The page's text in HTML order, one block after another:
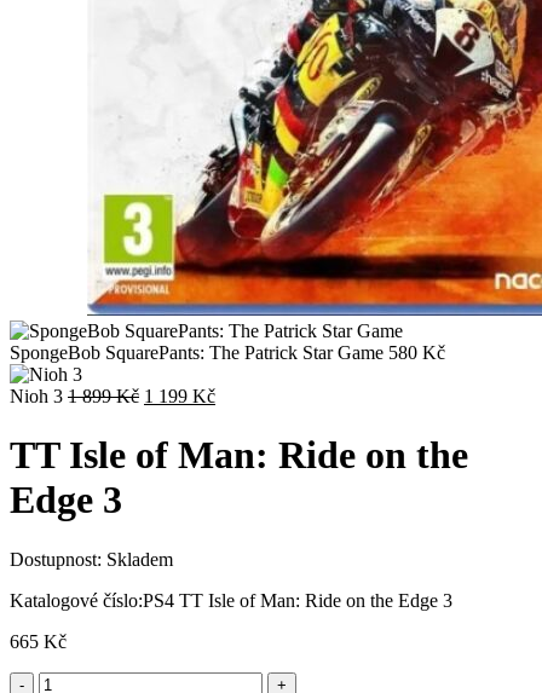
SpongeBob SquarePants: The Patrick Star Game 580 Kč
Nioh 3 1 899Kč Původní
byla:
1
1 199 KčAktuální
1
TT Isle of Man: Ride on the
Edge 3
Dostupnost: Skladem
Katalogové číslo:PS4 TT Isle of Man: Ride on the Edge 3
665 Kč